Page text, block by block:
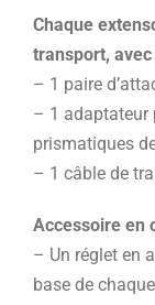
Chaque
transport, avec
– 1 paire
– 1 adaptateur
prismatiques
– 1 câble de
Accessoire en
– Un réglet en
base de